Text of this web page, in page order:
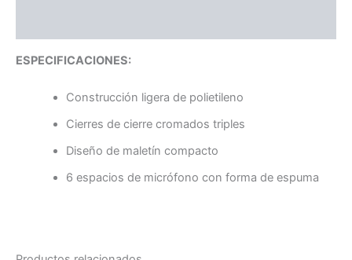
ESPECIFICACIONES:
Construcción ligera de polietileno
Cierres de cierre cromados triples
Diseño de maletín compacto
6 espacios de micrófono con forma de espuma